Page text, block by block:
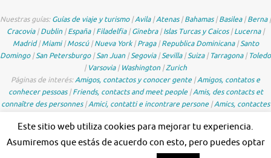
Nuestras guías:Guías de viaje y turismo|Avila|Atenas|Bahamas|Basilea|Berna|
Cracovia|Dublin |España|Filadelfia|Ginebra|Islas Turcas y Caicos|Lucerna|
Madrid|Miami|Moscú|Nueva York|Praga|Republica Dominicana|Santo
Domingo|San Petersburgo|San Juan |Segovia|Sevilla|Suiza|Tarragona|Toledo
|Varsovia|Washington |Zurich
Páginas de interés:Amigos, contactos y conocer gente |Amigos, contatos e
conhecer pessoas|Friends, contacts and meet people|Amis, des contacts et
connaître des personnes|Amici, contatti e incontrare persone |Amics, contactes
Este sitio web utiliza cookies para mejorar tu experiencia.
Asumiremos que estás de acuerdo con esto, pero puedes optar